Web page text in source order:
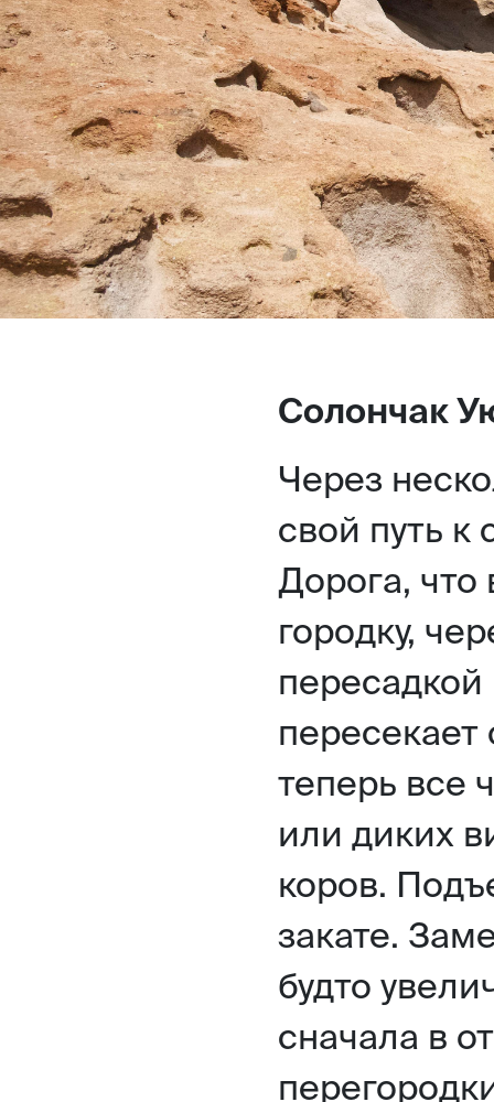
Солончак
Через
свой путь к
Дорога,
городку,
пересадкой
пересекает
теперь все
или диких
коров.
закате.
будто
сначала в